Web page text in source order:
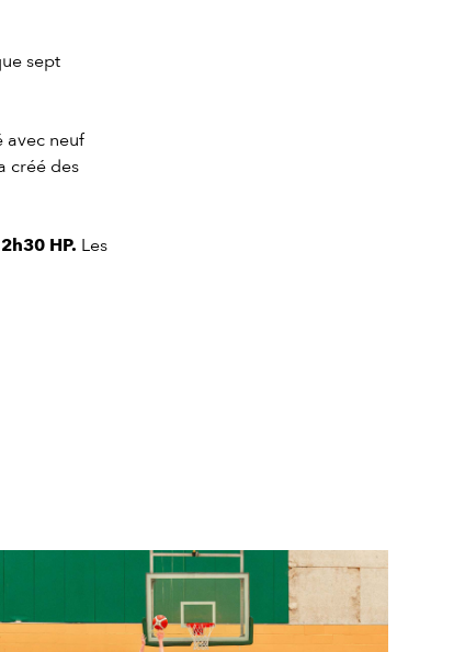
sept
avec neuf
créé des
HP. Les